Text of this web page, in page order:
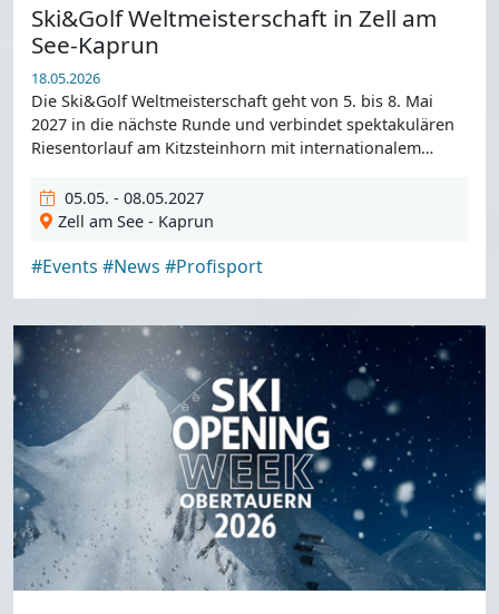
Ski&Golf Weltmeisterschaft in Zell am
See-Kaprun
18.05.2026
Die Ski&Golf Weltmeisterschaft geht von 5. bis 8. Mai
2027 in die nächste Runde und verbindet spektakulären
Riesentorlauf am Kitzsteinhorn mit internationalem
05.05. - 08.05.2027
Zell am See - Kaprun
#Events #News #Profisport